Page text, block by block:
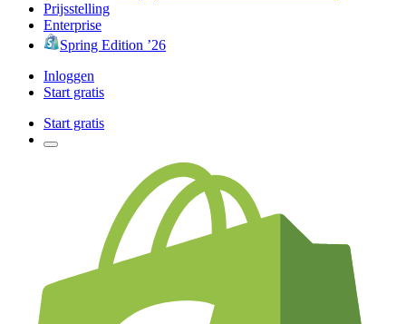
Prijsstelling
Enterprise
Spring Edition ’26
Inloggen
Start gratis
Start gratis